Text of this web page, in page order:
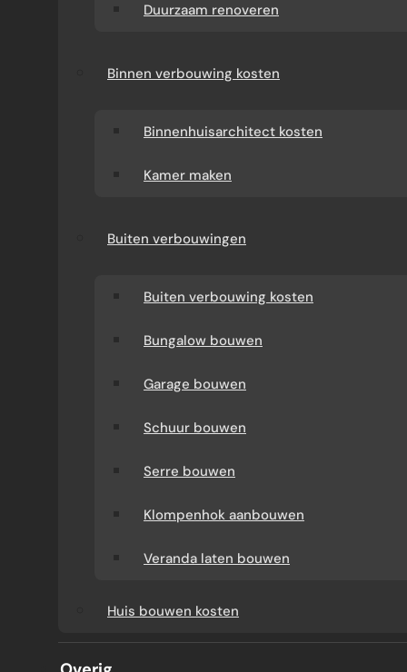
Duurzaam renoveren
Binnen verbouwing kosten
Binnenhuisarchitect kosten
Kamer maken
Buiten verbouwingen
Buiten verbouwing kosten
Bungalow bouwen
Garage bouwen
Schuur bouwen
Serre bouwen
Klompenhok aanbouwen
Veranda laten bouwen
Huis bouwen kosten
BOUWBEDRIJF ARNHEM
zorgvuldig te vernieuwen, zonder dat het
project onnodig ingewikkeld wordt. We